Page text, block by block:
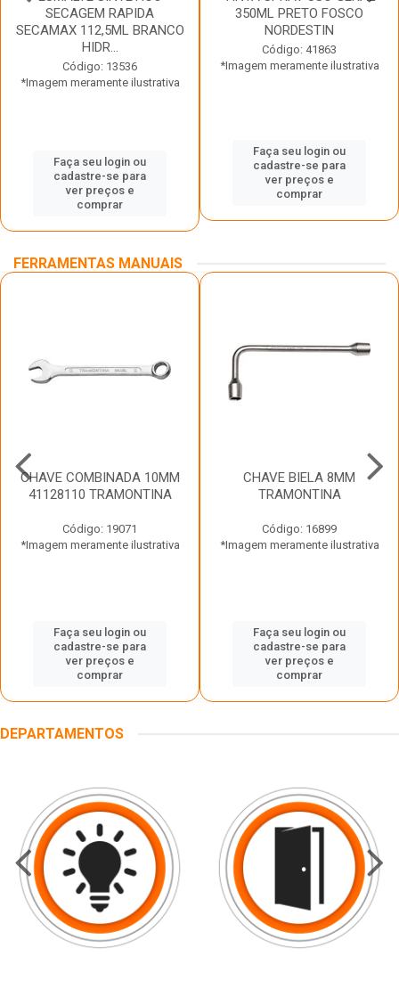
SECAGEM RAPIDA
SECAMAX 112,5ML BRANCO
HIDR...
Código: 13536
*Imagem meramente ilustrativa
Faça seu login ou
cadastre-se para
ver preços e
comprar
350ML PRETO FOSCO
NORDESTIN
Código: 41863
*Imagem meramente ilustrativa
Faça seu login ou
cadastre-se para
ver preços e
comprar
FERRAMENTAS MANUAIS
CHAVE COMBINADA 10MM
41128110 TRAMONTINA
Código: 19071
*Imagem meramente ilustrativa
Faça seu login ou
cadastre-se para
ver preços e
comprar
CHAVE BIELA 8MM
TRAMONTINA
Código: 16899
*Imagem meramente ilustrativa
Faça seu login ou
cadastre-se para
ver preços e
comprar
DEPARTAMENTOS